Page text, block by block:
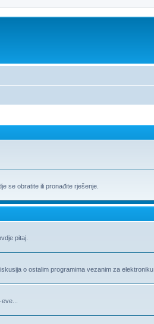
se obratite ili pronađite rješenje.
pitaj.
o ostalim programima vezanim za elektroniku.